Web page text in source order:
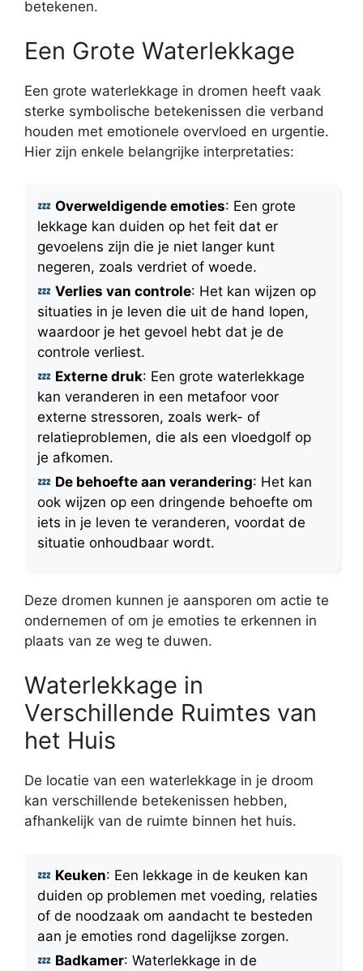
betekenen.
Een Grote Waterlekkage
Een grote waterlekkage in dromen heeft vaak
sterke symbolische betekenissen die verband
houden met emotionele overvloed en urgentie.
Hier zijn enkele belangrijke interpretaties:
Overweldigende emoties: Een grote
lekkage kan duiden op het feit dat er
gevoelens zijn die je niet langer kunt
negeren, zoals verdriet of woede.
Verlies van controle: Het kan wijzen op
situaties in je leven die uit de hand lopen,
waardoor je het gevoel hebt dat je de
controle verliest.
Externe druk: Een grote waterlekkage
kan veranderen in een metafoor voor
externe stressoren, zoals werk- of
relatieproblemen, die als een vloedgolf op
je afkomen.
De behoefte aan verandering: Het kan
ook wijzen op een dringende behoefte om
iets in je leven te veranderen, voordat de
situatie onhoudbaar wordt.
Deze dromen kunnen je aansporen om actie te
ondernemen of om je emoties te erkennen in
plaats van ze weg te duwen.
Waterlekkage in
Verschillende Ruimtes van
het Huis
De locatie van een waterlekkage in je droom
kan verschillende betekenissen hebben,
afhankelijk van de ruimte binnen het huis.
Keuken: Een lekkage in de keuken kan
duiden op problemen met voeding, relaties
of de noodzaak om aandacht te besteden
aan je emoties rond dagelijkse zorgen.
Badkamer: Waterlekkage in de